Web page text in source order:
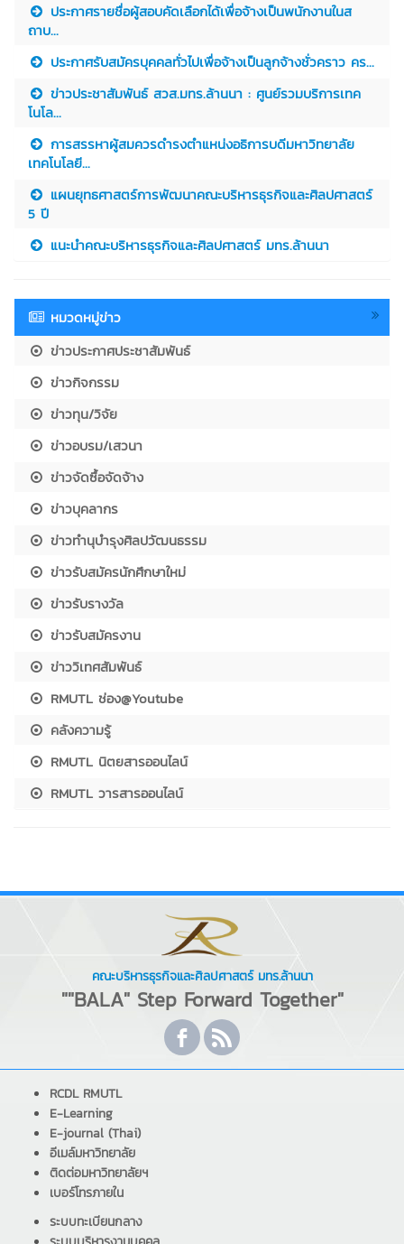
ประกาศรายชื่อผู้สอบคัดเลือกได้เพื่อจ้างเป็นพนักงานในส
ถาบ...
ประกาศรับสมัครบุคคลทั่วไปเพื่อจ้างเป็นลูกจ้างชั่วคราว คร...
ข่าวประชาสัมพันธ์ สวส.มทร.ล้านนา : ศูนย์รวมบริการเทค
โนโล...
การสรรหาผู้สมควรดำรงตำแหน่งอธิการบดีมหาวิทยาลัย
เทคโนโลยี...
แผนยุทธศาสตร์การพัฒนาคณะบริหารธุรกิจและศิลปศาสตร์
5 ปี
แนะนำคณะบริหารธุรกิจและศิลปศาสตร์ มทร.ล้านนา
หมวดหมู่ข่าว
ข่าวประกาศประชาสัมพันธ์
ข่าวกิจกรรม
ข่าวทุน/วิจัย
ข่าวอบรม/เสวนา
ข่าวจัดซื้อจัดจ้าง
ข่าวบุคลากร
ข่าวทำนุบำรุงศิลปวัฒนธรรม
ข่าวรับสมัครนักศึกษาใหม่
ข่าวรับรางวัล
ข่าวรับสมัครงาน
ข่าววิเทศสัมพันธ์
RMUTL ช่อง@Youtube
คลังความรู้
RMUTL นิตยสารออนไลน์
RMUTL วารสารออนไลน์
คณะบริหารธุรกิจและศิลปศาสตร์ มทร.ล้านนา
""BALA" Step Forward Together"
RCDL RMUTL
E-Learning
E-journal (Thai)
อีเมล์มหาวิทยาลัย
ติดต่อมหาวิทยาลัยฯ
เบอร์โทรภายใน
ระบบทะเบียนกลาง